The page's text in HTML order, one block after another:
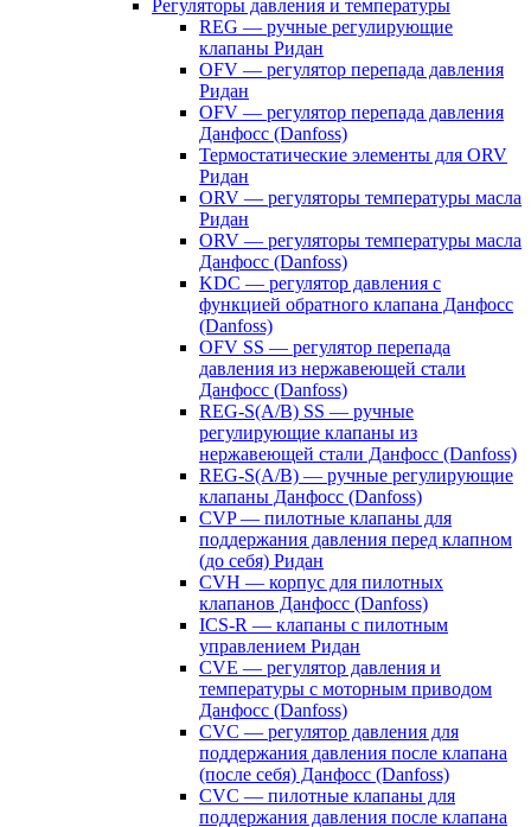
Регуляторы давления и температуры
REG — ручные регулирующие
клапаны Ридан
OFV — регулятор перепада давления
Ридан
OFV — регулятор перепада давления
Данфосс (Danfoss)
Термостатические элементы для ORV
Ридан
ORV — регуляторы температуры масла
Ридан
ORV — регуляторы температуры масла
Данфосс (Danfoss)
KDC — регулятор давления с
функцией обратного клапана Данфосс
(Danfoss)
OFV SS — регулятор перепада
давления из нержавеющей стали
Данфосс (Danfoss)
REG-S(A/B) SS — ручные
регулирующие клапаны из
нержавеющей стали Данфосс (Danfoss)
REG-S(A/B) — ручные регулирующие
клапаны Данфосс (Danfoss)
CVP — пилотные клапаны для
поддержания давления перед клапном
(до себя) Ридан
CVH — корпус для пилотных
клапанов Данфосс (Danfoss)
ICS-R — клапаны с пилотным
управлением Ридан
CVE — регулятор давления и
температуры с моторным приводом
Данфосс (Danfoss)
CVС — регулятор давления для
поддержания давления после клапана
(после себя) Данфосс (Danfoss)
CVС — пилотные клапаны для
поддержания давления после клапана